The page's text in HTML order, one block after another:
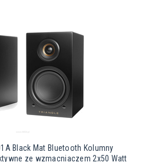
Black Mat Bluetooth Kolumny
ze wzmacniaczem 2x50 Watt